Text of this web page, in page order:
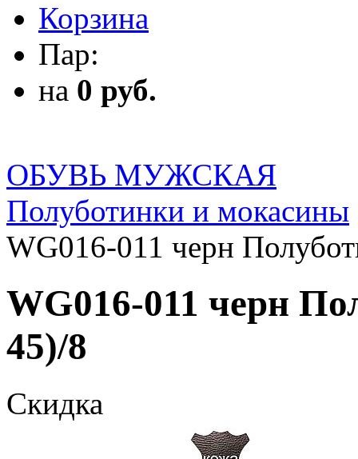
Корзина
Пар:
на 0 руб.
ОБУВЬ МУЖСКАЯ
Полуботинки и мокасины
WG016-011 черн
WG016-011 черн
45)/8
Скидка